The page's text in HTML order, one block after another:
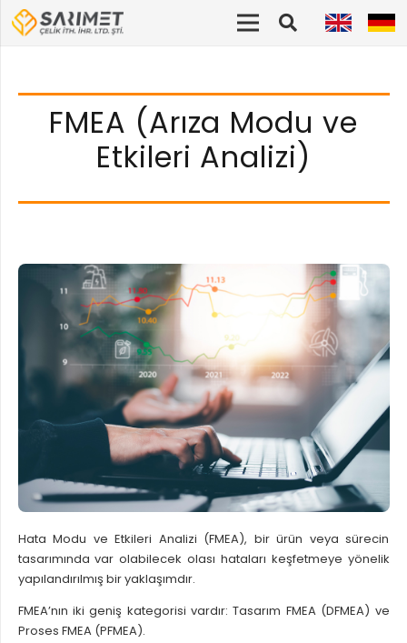
FMEA (Arıza Modu ve
Etkileri Analizi)
Hata Modu ve Etkileri Analizi (FMEA), bir ürün veya sürecin
tasarımında var olabilecek olası hataları keşfetmeye yönelik
yapılandırılmış bir yaklaşımdır.
FMEA’nın iki geniş kategorisi vardır: Tasarım FMEA (DFMEA) ve
Proses FMEA (PFMEA).